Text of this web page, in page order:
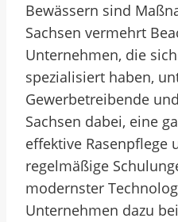
Bewässern sind
Sachsen vermehrt
Unternehmen, die
spezialisiert haben,
Gewerbetreibende
Sachsen dabei, eine
effektive Rasenpflege
regelmäßige
modernster
Unternehmen dazu